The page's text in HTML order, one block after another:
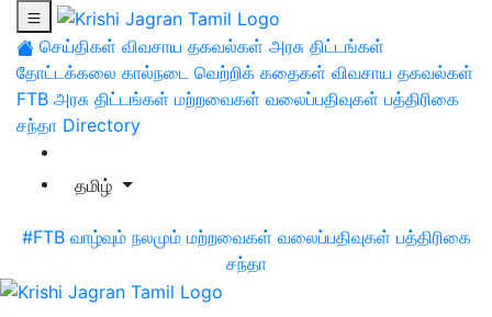
செய்திகள் விவசாய தகவல்கள் அரசு திட்டங்கள்
தோட்டக்கலை கால்நடை வெற்றிக் கதைகள் விவசாய தகவல்கள்
FTB அரசு திட்டங்கள் மற்றவைகள் வலைப்பதிவுகள் பத்திரிகை
சந்தா Directory
தமிழ்
#FTB வாழ்வும் நலமும் மற்றவைகள் வலைப்பதிவுகள் பத்திரிகை
சந்தா